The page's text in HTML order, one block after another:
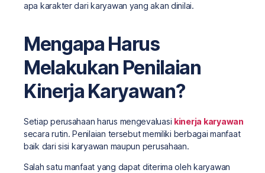
apa karakter dari karyawan yang akan dinilai.
Mengapa Harus
Melakukan Penilaian
Kinerja Karyawan?
Setiap perusahaan harus mengevaluasi kinerja karyawan
secara rutin. Penilaian tersebut memiliki berbagai manfaat
baik dari sisi karyawan maupun perusahaan.
Salah satu manfaat yang dapat diterima oleh karyawan